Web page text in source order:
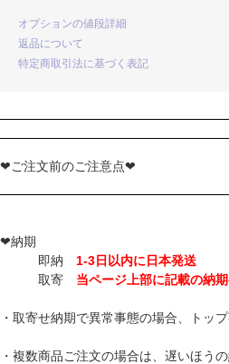
オプションの値段詳細
返品について
特定商取引法に基づく表記
❤ご注文前のご注意点❤
❤納期
即納 1-3日以内に日本発送
取寄 当ページ上部に記載の納
・取寄せ納期で異常事態の場合、トッ
・複数商品ご注文の場合は、遅いほう